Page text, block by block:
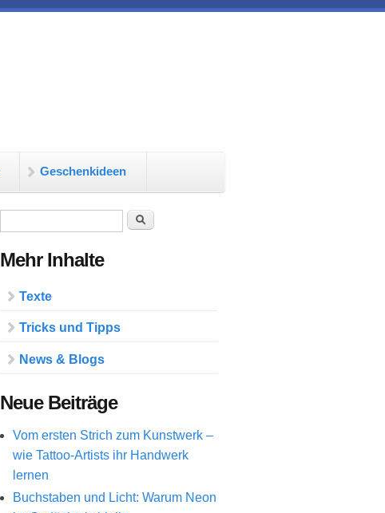
Geschenkideen
Suche
Mehr Inhalte
Texte
Tricks und Tipps
News & Blogs
Neue Beiträge
Vom ersten Strich zum Kunstwerk –
wie Tattoo-Artists ihr Handwerk
lernen
Buchstaben und Licht: Warum Neon